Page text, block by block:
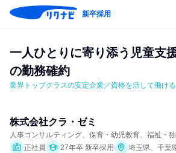
新卒採用
一人ひとりに寄り添う児童支
の勤務確約
業界トップクラスの安定企業／資格を活して働け
株式会社クラ・ゼミ
人事コンサルティング、保育・幼児教育、福祉・
正社員
27年卒 新卒採用
埼玉県、千葉